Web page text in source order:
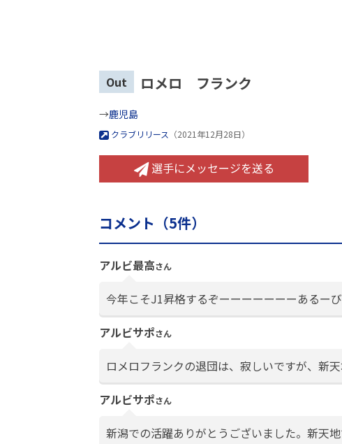
Out ロメロ フランク
→鹿児島
クラブリリース （2021年12月28日）
選手にメッセージを送る
コメント（5件）
アルビ最高さん
今年こそJ1昇格するぞーーーーーーーあるー
アルビサポさん
ロメロフランクの退団は、寂しいですが、新
アルビサポさん
新潟での活躍ありがとうございました。新天